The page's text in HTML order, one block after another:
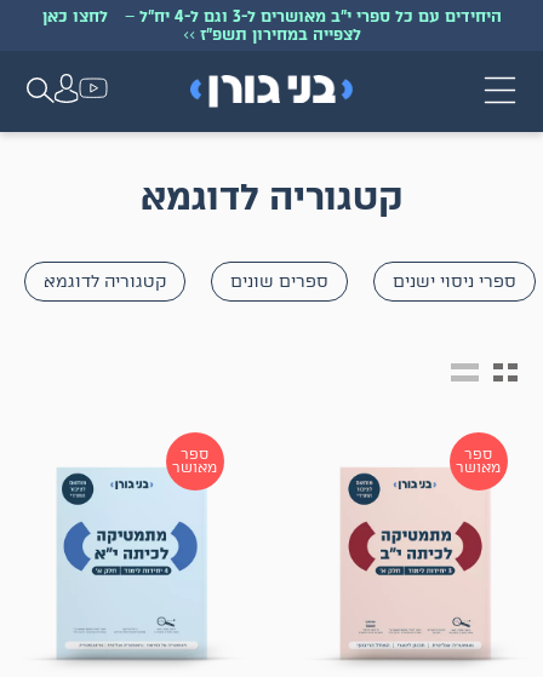
היחידים עם כל ספרי י״ב מאושרים ל-3 וגם ל-4 יח״ל –
לחצו כאן
לצפייה במחירון תשפ״ז >>
קטגוריה לדוגמא
ספרי ניסוי ישנים ספרים שונים קטגוריה לדוגמא
ספר
מאושר
ספר
מאושר